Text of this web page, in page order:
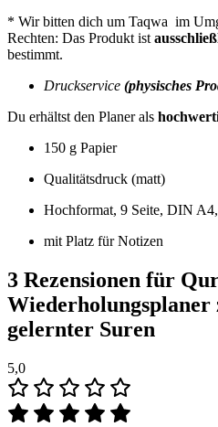
* Wir bitten dich um Taqwa im
Rechten: Das Produkt ist
bestimmt.
Druckservice (physisches
Du erhältst den Planer als
150 g Papier
Qualitätsdruck (matt)
Hochformat, 9 Seite, DIN
mit Platz für Notizen
3 Rezensionen für
Wiederholungsplaner
gelernter Suren
5,0